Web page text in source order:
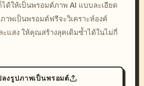
c, cyberpunk sunset, neon
colors, 8k --v 6.0
ด้ให้เป็นพรอมต์ภาพ AI แบบละเอียด
าพเป็นพรอมต์ฟรีจะวิเคราะห์องค์
แสง ให้คุณสร้างลุคเดิมซ้ำได้ในไม่กี่
ลงรูปภาพเป็นพรอมต์